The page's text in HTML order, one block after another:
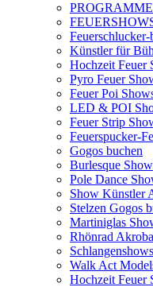
Feuerschlucker-
Künstler für
Hochzeit Feuer
Pyro Feuer
Feuer Poi
LED & POI
Feuer Strip
Feuerspucker-
Gogos buchen
Burlesque
Pole Dance
Show Künstler
Stelzen Gogos
Martiniglas
Rhönrad
Walk Act
Hochzeit Feuer